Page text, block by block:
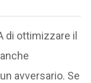
di ottimizzare il
avversario. Se